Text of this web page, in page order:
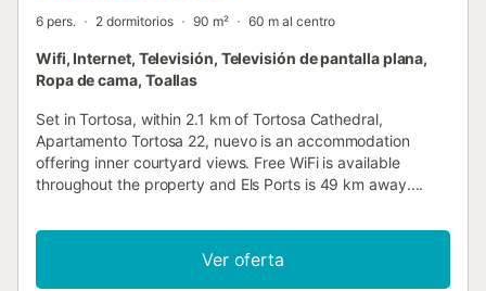
6 pers. 2 dormitorios 90 m² 60 m al centro
Wifi, Internet, Televisión, Televisión de pantalla plana,
Ropa de cama, Toallas
Set in Tortosa, within 2.1 km of Tortosa Cathedral,
Apartamento Tortosa 22, nuevo is an accommodation
offering inner courtyard views. Free WiFi is available
throughout the property and Els Ports is 49 km away....
Ver oferta